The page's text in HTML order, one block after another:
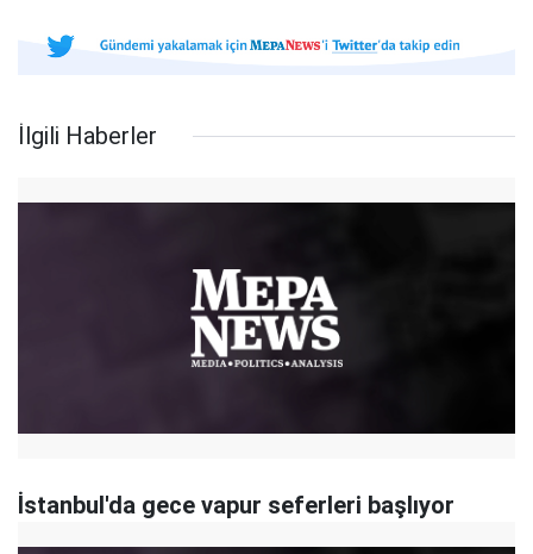
İlgili Haberler
İstanbul'da gece vapur seferleri başlıyor